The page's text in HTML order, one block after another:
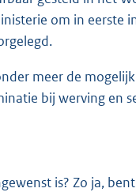
om in eerste
meer de
bij werving en
is? Zo ja,